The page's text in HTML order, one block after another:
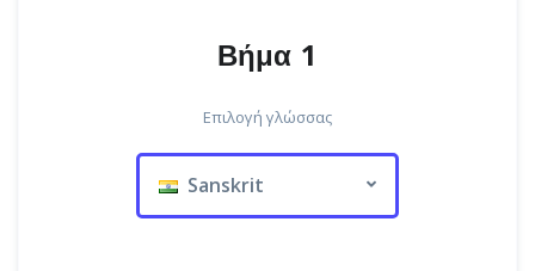
Βήμα 1
Επιλογή γλώσσας
Sanskrit